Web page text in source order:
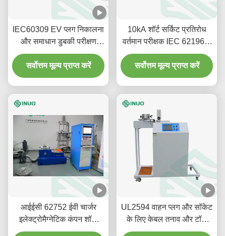
IEC60309 EV प्लग निकालना
और समाधान डुबकी परीक्षण
मशीन के साथ डालना
सर्वोत्तम मूल्य प्राप्त करें
10kA शॉर्ट सर्किट प्रतिरोध
वर्तमान परीक्षक IEC 62196-1
अनुरूप EV परीक्षण के लिए
सर्वोत्तम मूल्य प्राप्त करें
आईईसी 62752 ईवी चार्जर
इलेक्ट्रोमैग्नेटिक कंपन शॉक
परीक्षण मशीन
UL2594 वाहन प्लग और सॉकेट
के लिए केबल तनाव और टॉर्क
परीक्षण उपकरण